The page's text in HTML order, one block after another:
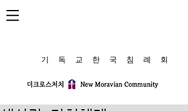
​기 독 교 한 국 침 례 회